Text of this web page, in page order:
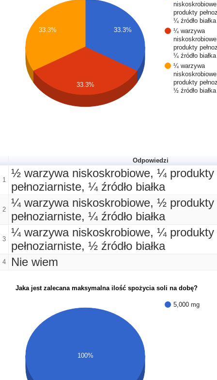
produkty
¼ źródło białka
¼ warzywa
produkty
¼ źródło białka
¼ warzywa
produkty
½ źródło białka
33.3%
33.3%
33.3%
Odpowiedzi
1
½ warzywa niskoskrobiowe, ¼ produkty
pełnoziarniste, ¼ źródło białka
2
¼ warzywa niskoskrobiowe, ½ produkty
pełnoziarniste, ¼ źródło białka
3
¼ warzywa niskoskrobiowe, ¼ produkty
pełnoziarniste, ½ źródło białka
4 Nie wiem
Jaka jest zalecana maksymalna ilość spożycia soli na dobę?
5,000 mg
100%